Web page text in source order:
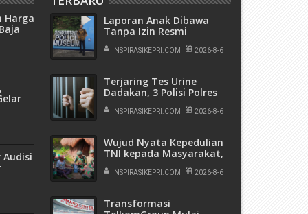
Harga
Laporan Anak Dibawa
Tanpa Izin Resmi
Dihentikan Polsek Lubuk
Baja, Murni Sengketa Hak
INSPIRASIKEPRI.COM 2026-8-6
Terjaring Tes Urine
Dadakan, 3 Polisi Polres
Kepulauan Anambas
Positif Sabu
INSPIRASIKEPRI.COM 2026-8-6
Wujud Nyata Kepedulian
TNI kepada Masyarakat,
Satgas Yonif 136/Tuah
Sakti Gelar Pengobatan
Kalome
INSPIRASIKEPRI.COM 2026-8-6
Transformasi